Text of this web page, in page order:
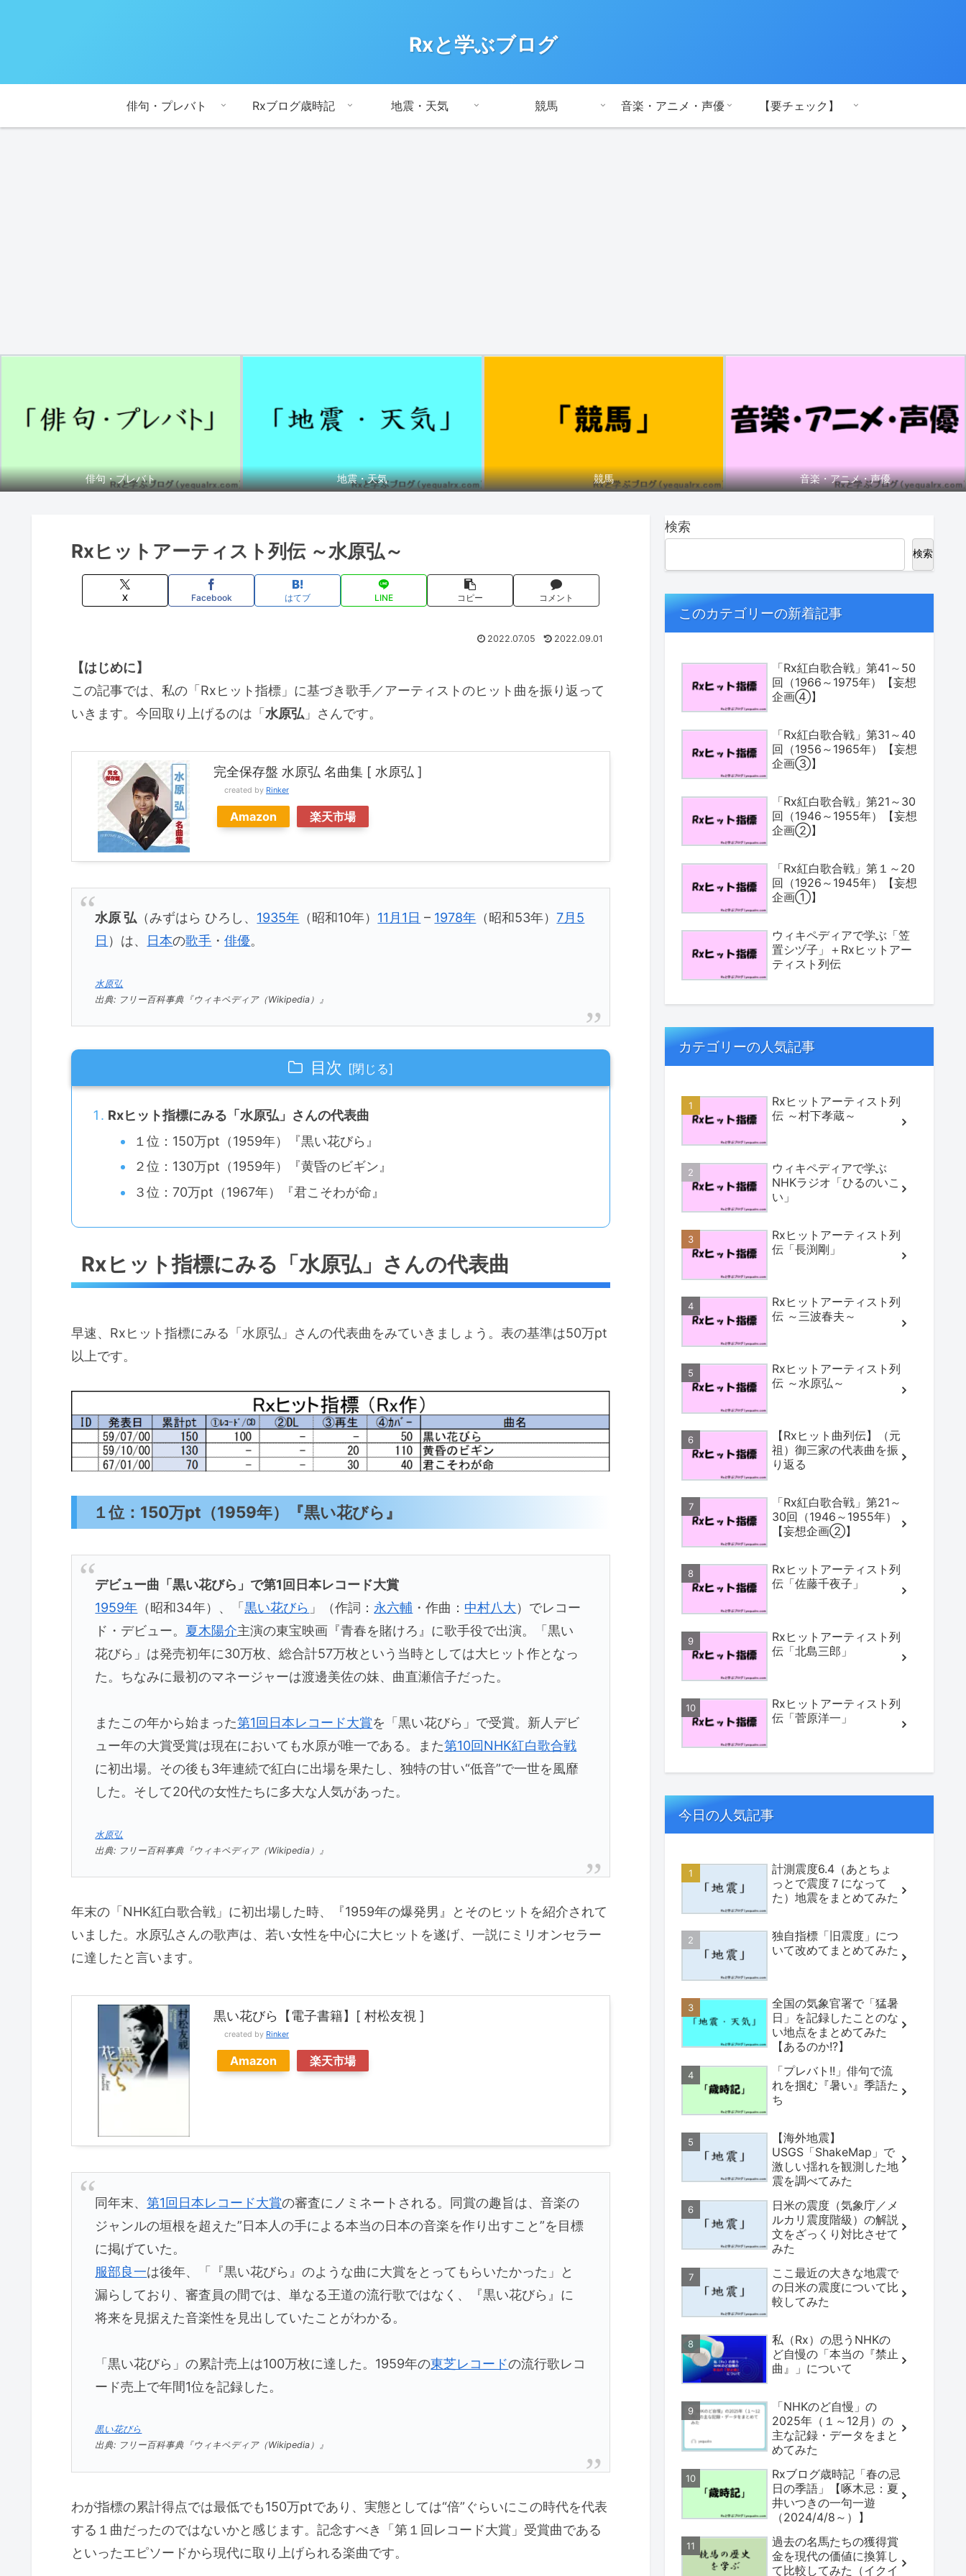
Rxと学ぶブログ
俳句・プレバト Rxブログ歳時記 地震・天気 競馬 音楽・アニメ・声優 【要チェック】
俳句・プレバト 地震・天気 競馬 音楽・アニメ・声優
Rxヒットアーティスト列伝 ～水原弘～
X Facebook はてブ LINE コピー コメント
2022.07.05 2022.09.01
【はじめに】
この記事では、私の「Rxヒット指標」に基づき歌手／アーティストのヒット曲を振り返って
いきます。今回取り上げるのは「 水原弘 」さんです。
完全保存盤 水原弘 名曲集 [ 水原弘 ]
created by Rinker
Amazon 楽天市場
水原 弘 （みずはら ひろし、 1935年 （昭和10年） 11月1日 – 1978年 （昭和53年）7月5
日 ）は、 日本の歌手 ・俳優。
水原弘
出典: フリー百科事典『ウィキペディア（Wikipedia）』
目次
Rxヒット指標にみる「水原弘」さんの代表曲
１位：150万pt（1959年）『黒い花びら』
２位：130万pt（1959年）『黄昏のビギン』
３位：70万pt（1967年）『君こそわが命』
Rxヒット指標にみる「水原弘」さんの代表曲
早速、Rxヒット指標にみる「水原弘」さんの代表曲をみていきましょう。表の基準は50万pt
以上です。
１位：150万pt（1959年）『黒い花びら』
デビュー曲「黒い花びら」で第1回日本レコード大賞
1959年 （昭和34年）、「黒い花びら 」（作詞： 永六輔 ・作曲： 中村八大）でレコー
ド・デビュー。 夏木陽介主演の東宝映画『青春を賭けろ』に歌手役で出演。「黒い
花びら」は発売初年に30万枚、総合計57万枚という当時としては大ヒット作となっ
た。ちなみに最初のマネージャーは渡邊美佐の妹、曲直瀬信子だった。
またこの年から始まった第1回日本レコード大賞を「黒い花びら」で受賞。新人デビ
ュー年の大賞受賞は現在においても水原が唯一である。また第10回NHK紅白歌合戦
に初出場。その後も3年連続で紅白に出場を果たし、独特の甘い“低音”で一世を風靡
した。そして20代の女性たちに多大な人気があった。
水原弘
出典: フリー百科事典『ウィキペディア（Wikipedia）』
年末の「NHK紅白歌合戦」に初出場した時、『1959年の爆発男』とそのヒットを紹介されて
いました。水原弘さんの歌声は、若い女性を中心に大ヒットを遂げ、一説にミリオンセラー
に達したと言います。
黒い花びら【電子書籍】[ 村松友視 ]
created by Rinker
Amazon 楽天市場
同年末、第1回日本レコード大賞の審査にノミネートされる。同賞の趣旨は、音楽の
ジャンルの垣根を超えた”日本人の手による本当の日本の音楽を作り出すこと”を目標
に掲げていた。
服部良一は後年、「『黒い花びら』のような曲に大賞をとってもらいたかった」と
漏らしており、審査員の間では、単なる王道の流行歌ではなく、『黒い花びら』に
将来を見据えた音楽性を見出していたことがわかる。
「黒い花びら」の累計売上は100万枚に達した。1959年の東芝レコードの流行歌レコ
ード売上で年間1位を記録した。
黒い花びら
出典: フリー百科事典『ウィキペディア（Wikipedia）』
わが指標の累計得点では最低でも150万ptであり、実態としては“倍”ぐらいにこの時代を代表
する１曲だったのではないかと感じます。記念すべき「第１回レコード大賞」受賞曲である
といったエピソードから現代に取り上げられる楽曲です。
検索
検索
このカテゴリーの新着記事
「Rx紅白歌合戦」第41～50
回（1966～1975年）【妄想
企画④】
「Rx紅白歌合戦」第31～40
回（1956～1965年）【妄想
企画③】
「Rx紅白歌合戦」第21～30
回（1946～1955年）【妄想
企画②】
「Rx紅白歌合戦」第１～20
回（1926～1945年）【妄想
企画①】
ウィキペディアで学ぶ「笠
置シヅ子」＋Rxヒットアー
ティスト列伝
カテゴリーの人気記事
Rxヒットアーティスト列
伝 ～村下孝蔵～
ウィキペディアで学ぶ
NHKラジオ「ひるのいこ
い」
Rxヒットアーティスト列
伝「長渕剛」
Rxヒットアーティスト列
伝 ～三波春夫～
Rxヒットアーティスト列
伝 ～水原弘～
【Rxヒット曲列伝】（元
祖）御三家の代表曲を振
り返る
「Rx紅白歌合戦」第21～
30回（1946～1955年）
【妄想企画②】
Rxヒットアーティスト列
伝「佐藤千夜子」
Rxヒットアーティスト列
伝「北島三郎」
Rxヒットアーティスト列
伝「菅原洋一」
今日の人気記事
計測震度6.4（あとちょ
っとで震度７になって
た）地震をまとめてみた
独自指標「旧震度」につ
いて改めてまとめてみた
全国の気象官署で「猛暑
日」を記録したことのな
い地点をまとめてみた
【あるのか!?】
「プレバト!!」俳句で流
れを掴む『暑い』季語た
ち
【海外地震】
USGS「ShakeMap」で
激しい揺れを観測した地
震を調べてみた
日米の震度（気象庁／メ
ルカリ震度階級）の解説
文をざっくり対比させて
みた
ここ最近の大きな地震で
の日米の震度について比
較してみた
私（Rx）の思うNHKの
ど自慢の「本当の『禁止
曲』」について
「NHKのど自慢」の
2025年（１～12月）の
主な記録・データをまと
めてみた
Rxブログ歳時記「春の忌
日の季語」【啄木忌：夏
井いつきの一句一遊
（2024/4/8～）】
過去の名馬たちの獲得賞
金を現代の価値に換算し
て比較してみた（イクイ